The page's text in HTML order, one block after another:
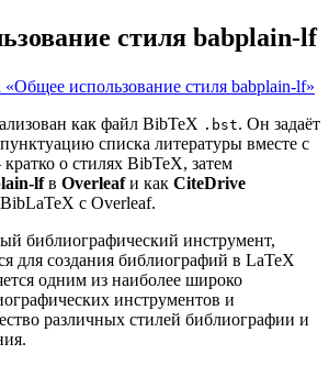
стиля babplain-lf
«Общее использование стиля babplain-lf»
как файл BibTeX .bst. Он задаёт
списка литературы вместе с
о стилях BibTeX, затем
lfв Overleafи как CiteDrive
с Overleaf.
библиографический инструмент,
для создания библиографий в LaTeX
одним из наиболее широко
инструментов и
различных стилей библиографии и